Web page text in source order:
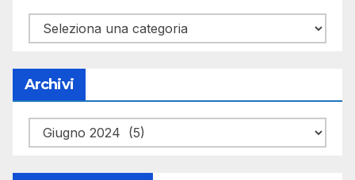
Categorie
Archivi
Archivi